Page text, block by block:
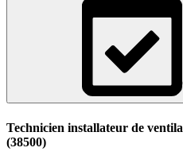
Technicien installateur de
(38500)